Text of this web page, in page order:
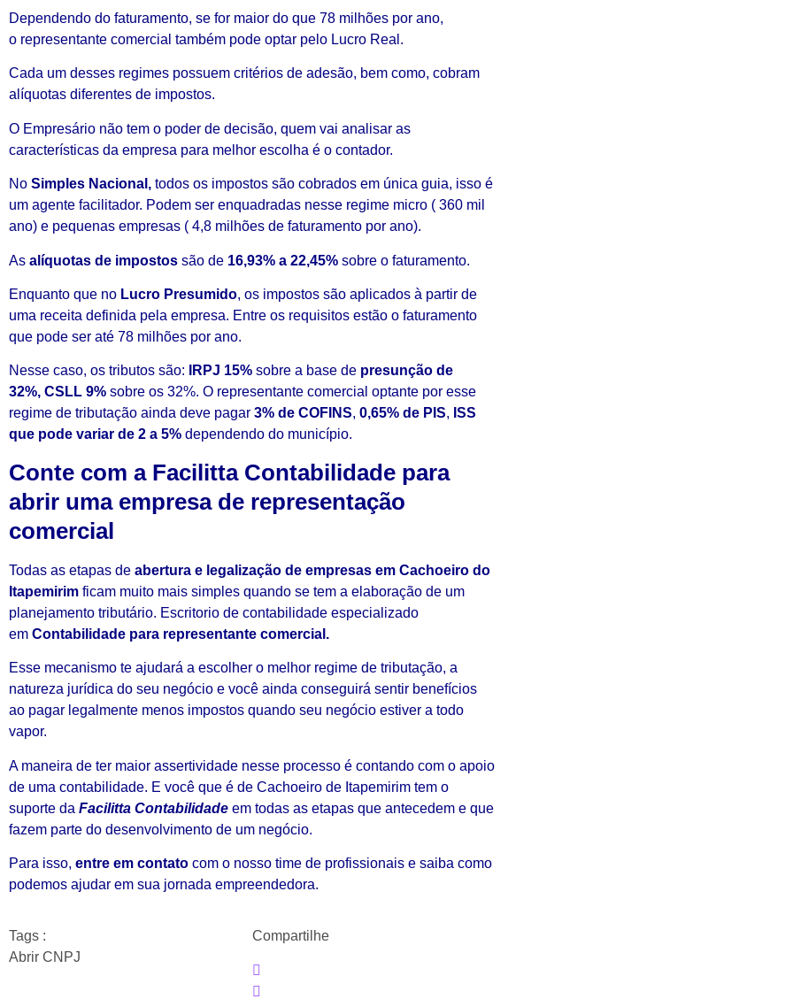
Dependendo do faturamento, se for maior do que 78 milhões por ano,
o representante comercial também pode optar pelo Lucro Real.
Cada um desses regimes possuem critérios de adesão, bem como, cobram
alíquotas diferentes de impostos.
O Empresário não tem o poder de decisão, quem vai analisar as
características da empresa para melhor escolha é o contador.
No Simples Nacional, todos os impostos são cobrados em única guia, isso é
um agente facilitador. Podem ser enquadradas nesse regime micro ( 360 mil
ano) e pequenas empresas ( 4,8 milhões de faturamento por ano).
As alíquotas de impostos são de 16,93% a 22,45% sobre o faturamento.
Enquanto que no Lucro Presumido, os impostos são aplicados à partir de
uma receita definida pela empresa. Entre os requisitos estão o faturamento
que pode ser até 78 milhões por ano.
Nesse caso, os tributos são: IRPJ 15% sobre a base de presunção de
32%, CSLL 9% sobre os 32%. O representante comercial optante por esse
regime de tributação ainda deve pagar 3% de COFINS, 0,65% de PIS, ISS
que pode variar de 2 a 5% dependendo do município.
Conte com a Facilitta Contabilidade para
abrir uma empresa de representação
comercial
Todas as etapas de abertura e legalização de empresas em Cachoeiro do
Itapemirim ficam muito mais simples quando se tem a elaboração de um
planejamento tributário. Escritorio de contabilidade especializado
em Contabilidade para representante comercial.
Esse mecanismo te ajudará a escolher o melhor regime de tributação, a
natureza jurídica do seu negócio e você ainda conseguirá sentir benefícios
ao pagar legalmente menos impostos quando seu negócio estiver a todo
vapor.
A maneira de ter maior assertividade nesse processo é contando com o apoio
de uma contabilidade. E você que é de Cachoeiro de Itapemirim tem o
suporte da Facilitta Contabilidade em todas as etapas que antecedem e que
fazem parte do desenvolvimento de um negócio.
Para isso, entre em contato com o nosso time de profissionais e saiba como
podemos ajudar em sua jornada empreendedora.
Tags :
Abrir CNPJ
Compartilhe